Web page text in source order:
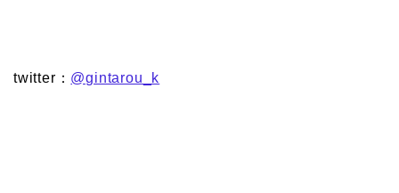
twitter： @gintarou_k